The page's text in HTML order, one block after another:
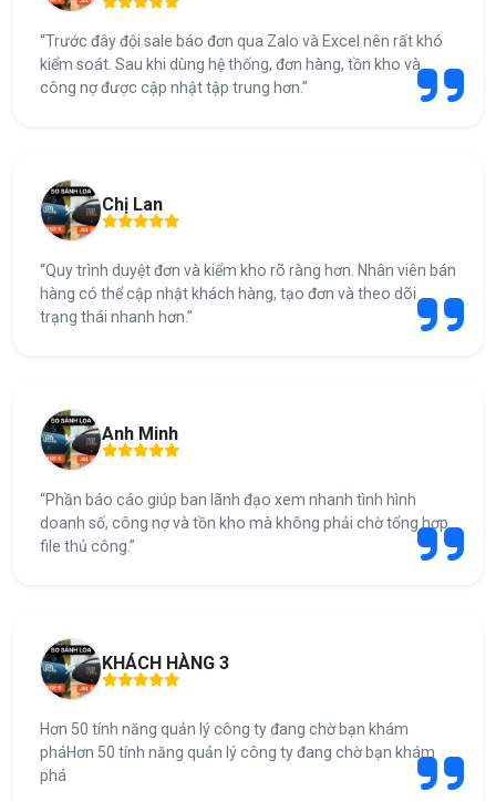
“Trước đây đội sale báo đơn qua Zalo và Excel nên rất khó
kiểm soát. Sau khi dùng hệ thống, đơn hàng, tồn kho và
công nợ được cập nhật tập trung hơn.”
Chị Lan
“Quy trình duyệt đơn và kiểm kho rõ ràng hơn. Nhân viên bán
hàng có thể cập nhật khách hàng, tạo đơn và theo dõi
trạng thái nhanh hơn.”
Anh Minh
“Phần báo cáo giúp ban lãnh đạo xem nhanh tình hình
doanh số, công nợ và tồn kho mà không phải chờ tổng hợp
file thủ công.”
KHÁCH HÀNG 3
Hơn 50 tính năng quản lý công ty đang chờ bạn khám
pháHơn 50 tính năng quản lý công ty đang chờ bạn khám
phá